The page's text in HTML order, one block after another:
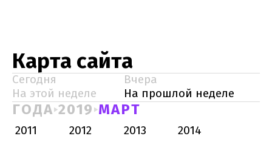
Карта сайта
Сегодня
Вчера
На этой неделе
На прошлой неделе
ГОДА 2019 МАРТ
2011 2012 2013
2014